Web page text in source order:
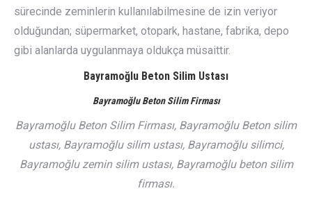
sürecinde zeminlerin kullanılabilmesine de izin veriyor
olduğundan; süpermarket, otopark, hastane, fabrika, depo
gibi alanlarda uygulanmaya oldukça müsaittir.
Bayramoğlu Beton Silim Ustası
Bayramoğlu Beton Silim Firması
Bayramoğlu Beton Silim Firması, Bayramoğlu Beton silim
ustası, Bayramoğlu silim ustası, Bayramoğlu silimci,
Bayramoğlu zemin silim ustası, Bayramoğlu beton silim
firması.